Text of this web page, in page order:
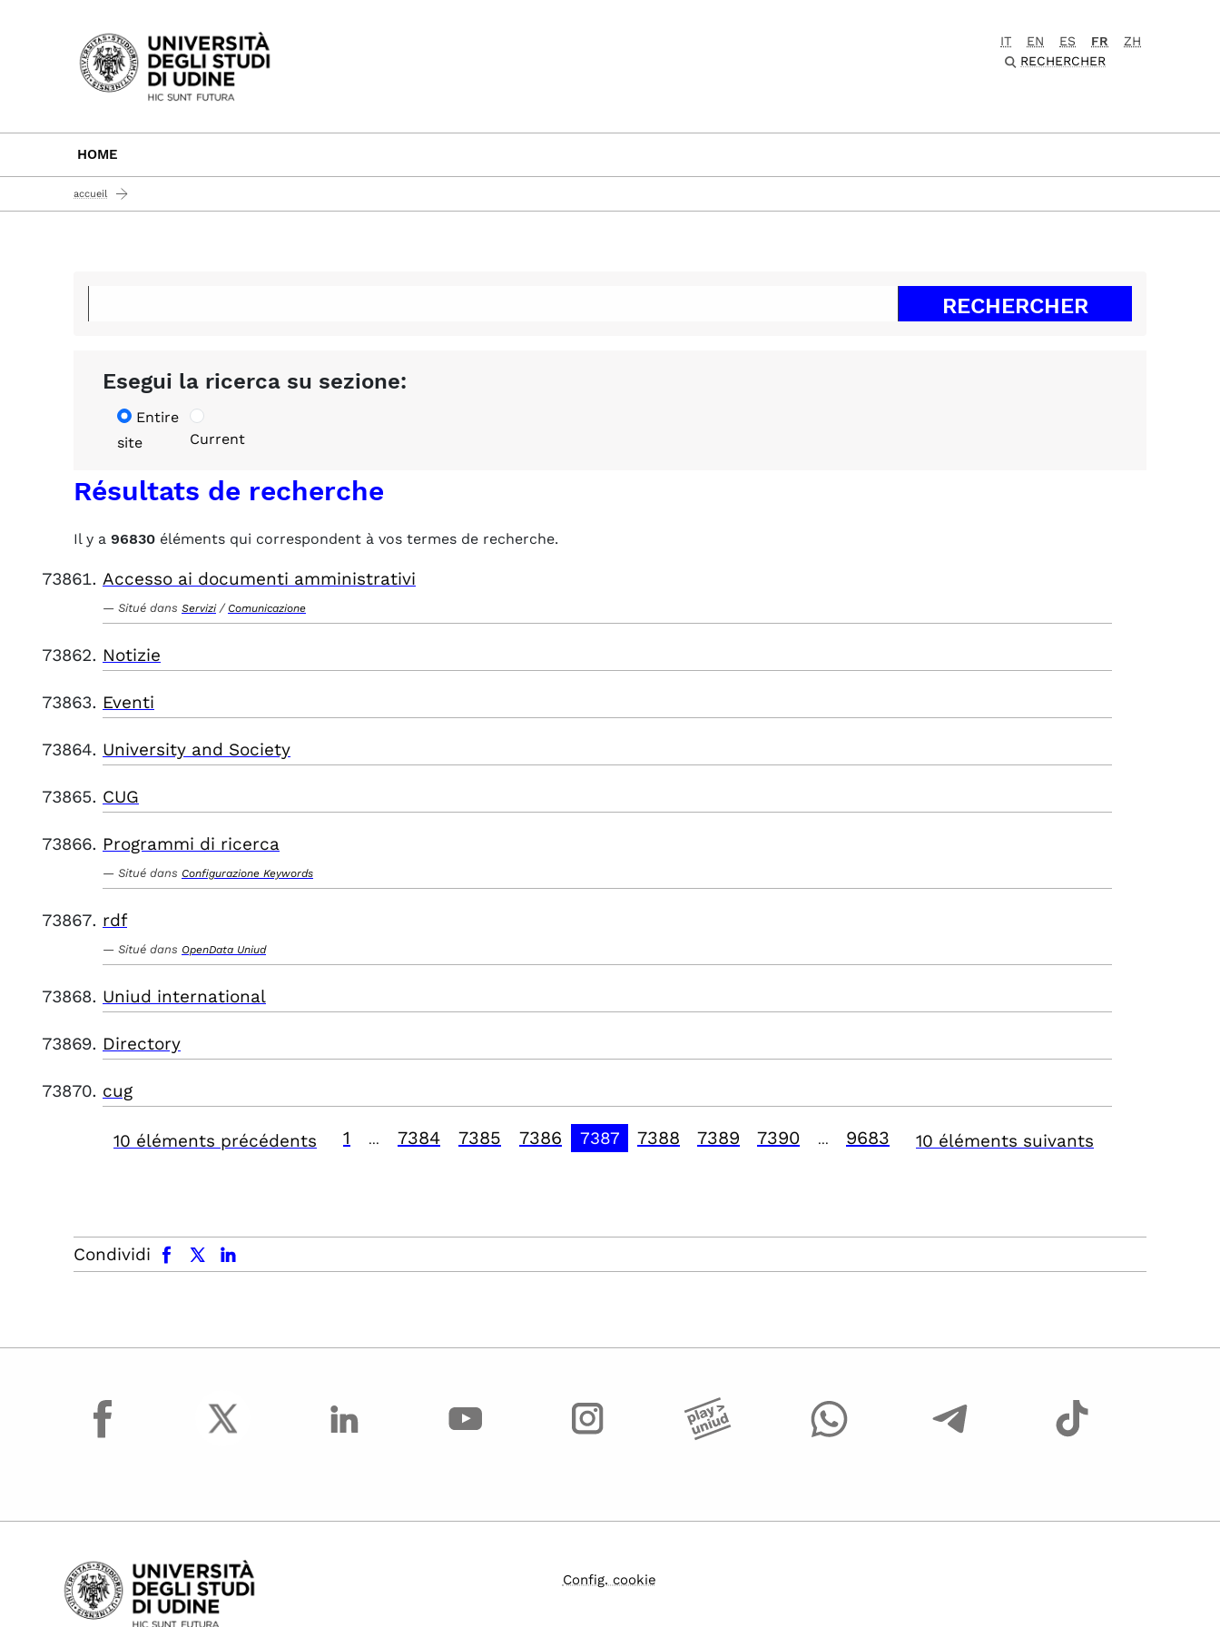
Passa al contenuto principale
IT EN ES FR
ZH
RECHERCHER
HOME
accueil
Esegui la ricerca su sezione:
Entire
site
Current
Résultats de recherche
Il y a 96830 éléments qui correspondent à vos termes de recherche.
Accesso ai documenti amministrativi
Situé dans Servizi / Comunicazione
Notizie
Eventi
University and Society
CUG
Programmi di ricerca
Situé dans Configurazione Keywords
rdf
Situé dans OpenData Uniud
Uniud international
Directory
cug
10 éléments précédents 1 7384 7385 7386 7387 7388 7389 7390 9683 10 éléments suivants
Condividi
facebook x.com linkedin
facebook
Config. cookie